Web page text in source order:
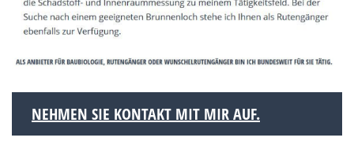
NEHMEN SIE KONTAKT MIT MIR AUF.